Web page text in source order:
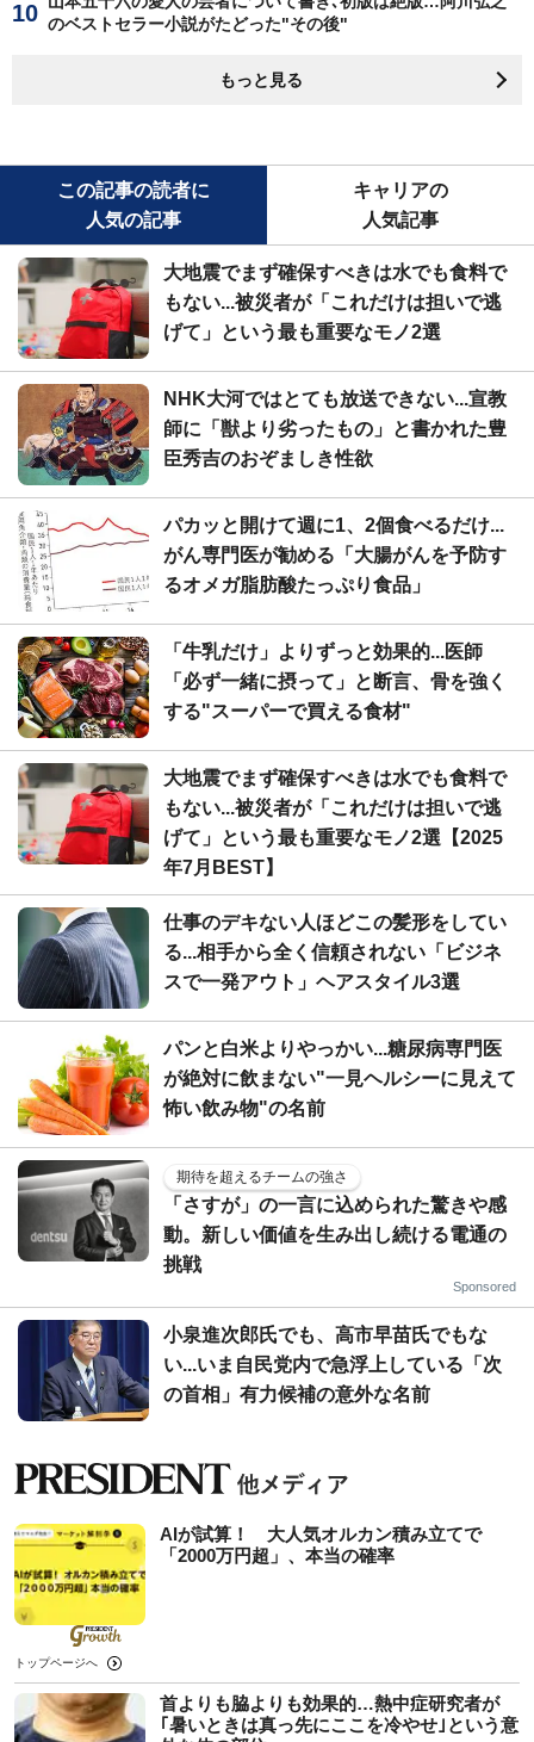
のベストセラー小説がたどった"その後"
もっと見る
この記事の読者に
人気の記事
キャリアの
人気記事
大地震でまず確保すべきは水でも食料で
もない...被災者が「これだけは担いで逃
げて」という最も重要なモノ2選
NHK大河ではとても放送できない...宣教
師に「獣より劣ったもの」と書かれた豊
臣秀吉のおぞましき性欲
パカッと開けて週に1、2個食べるだけ...
がん専門医が勧める「大腸がんを予防す
るオメガ脂肪酸たっぷり食品」
「牛乳だけ」よりずっと効果的...医師
「必ず一緒に摂って」と断言、骨を強く
する"スーパーで買える食材"
大地震でまず確保すべきは水でも食料で
もない...被災者が「これだけは担いで逃
げて」という最も重要なモノ2選【2025
年7月BEST】
仕事のデキない人ほどこの髪形をしてい
る...相手から全く信頼されない「ビジネ
スで一発アウト」ヘアスタイル3選
パンと白米よりやっかい...糖尿病専門医
が絶対に飲まない"一見ヘルシーに見えて
怖い飲み物"の名前
期待を超えるチームの強さ
「さすが」の一言に込められた驚きや感
動。新しい価値を生み出し続ける電通の
挑戦
Sponsored
小泉進次郎氏でも、高市早苗氏でもな
い...いま自民党内で急浮上している「次
の首相」有力候補の意外な名前
AIが試算！ 大人気オルカン積み立てで
「2000万円超」、本当の確率
トップページへ
首よりも脇よりも効果的…熱中症研究者が
｢暑いときは真っ先にここを冷やせ｣という意